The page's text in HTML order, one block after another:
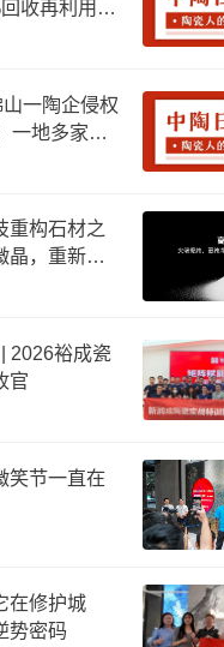
收再利用；
万起
山一陶企侵权
地多家陶
进“煤改气”
重构石材之
晶，重新定
2026裕成瓷
官
笑节一直在
在修护城
势密码